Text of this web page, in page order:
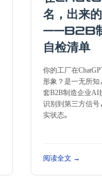
名，出来
——B2B制
自检清单
你的工厂在
形象？是一无所
套B2B制造企业AI
识别到第三方信
实状态。
阅读全文 →